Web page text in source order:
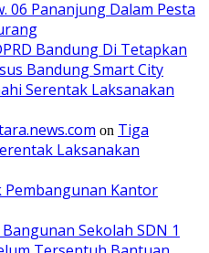
06 Pananjung Dalam Pesta
Bandung Di Tetapkan
Bandung Smart City
Serentak Laksanakan
on Tiga
Laksanakan
Pembangunan Kantor
Sekolah SDN 1